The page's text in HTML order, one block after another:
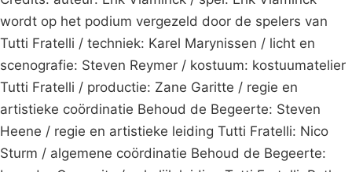
wordt op het podium vergezeld door de spelers van
Tutti Fratelli / techniek: Karel Marynissen / licht en
scenografie: Steven Reymer / kostuum: kostuumatelier
Tutti Fratelli / productie: Zane Garitte / regie en
artistieke coördinatie Behoud de Begeerte: Steven
Heene / regie en artistieke leiding Tutti Fratelli: Nico
Sturm / algemene coördinatie Behoud de Begeerte: